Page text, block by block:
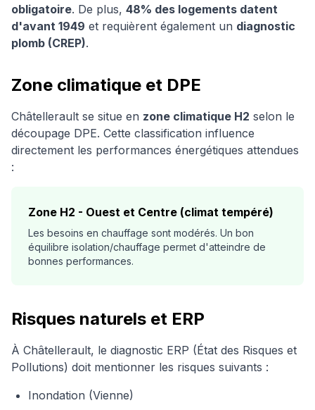
obligatoire. De plus, 48% des logements datent
d'avant 1949 et requièrent également un diagnostic
plomb (CREP).
Zone climatique et DPE
Châtellerault se situe en zone climatique H2 selon le
découpage DPE. Cette classification influence
directement les performances énergétiques attendues
:
Zone H2 - Ouest et Centre (climat tempéré)
Les besoins en chauffage sont modérés. Un bon
équilibre isolation/chauffage permet d'atteindre de
bonnes performances.
Risques naturels et ERP
À Châtellerault, le diagnostic ERP (État des Risques et
Pollutions) doit mentionner les risques suivants :
Inondation (Vienne)